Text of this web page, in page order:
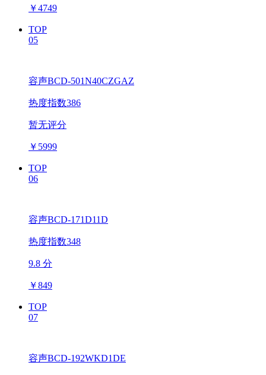
￥4749
TOP
05
容声BCD-501N40CZGAZ
热度指数386
暂无评分
￥ 5999
TOP
06
容声BCD-171D11D
热度指数348
9.8 分
￥849
TOP
07
容声BCD-192WKD1DE